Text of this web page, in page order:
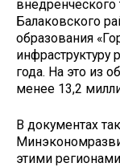
внедренческого
Балаковского
образования
инфраструктуру
года. На это из
менее 13,2
В документах
этими